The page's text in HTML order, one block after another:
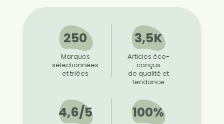
250
Marques
sélectionnées
et triées
3,5K
Articles éco-
conçus
de qualité et
tendance
4,6/5 100%